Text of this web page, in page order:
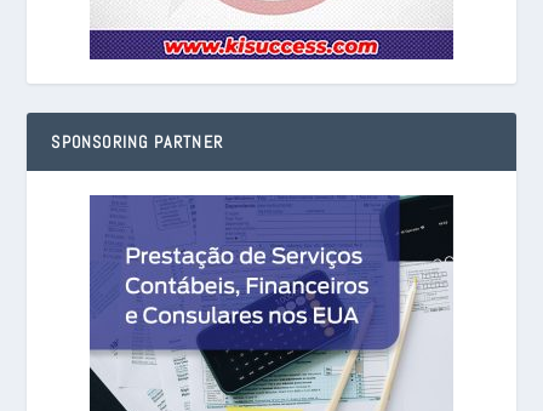
SPONSORING PARTNER